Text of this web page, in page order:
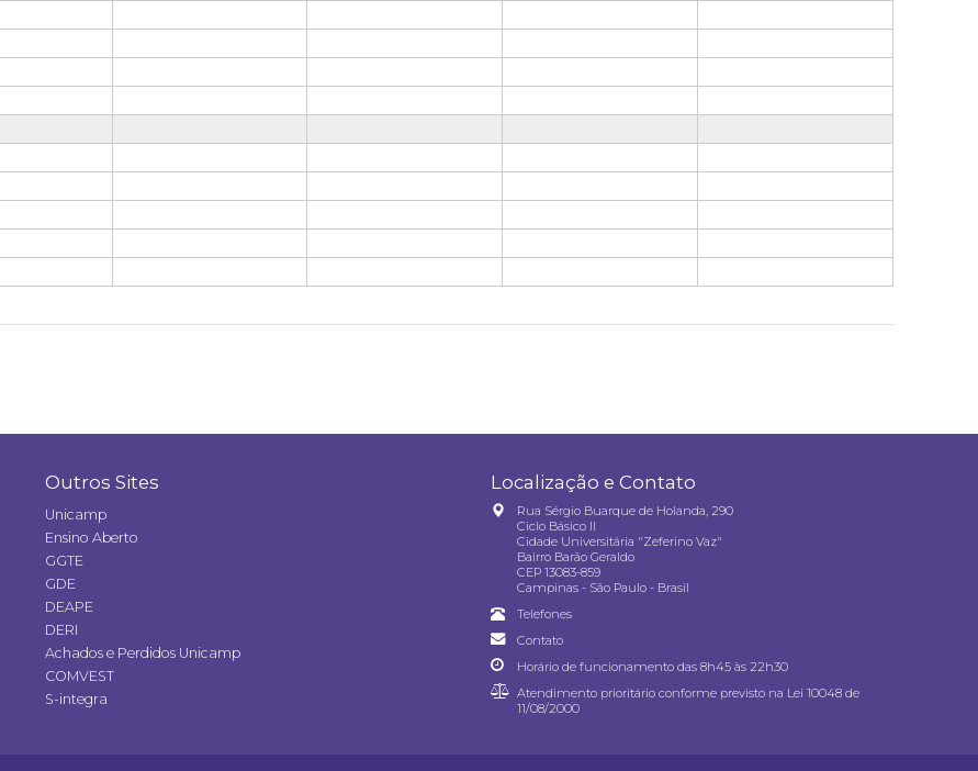
Outros Sites
Unicamp
Ensino Aberto
GGTE
GDE
DEAPE
DERI
Achados e Perdidos Unicamp
COMVEST
S-integra
Localização e Contato
Rua Sérgio Buarque de Holanda, 290
Ciclo Básico II
Cidade Universitária "Zeferino Vaz"
Bairro Barão Geraldo
CEP 13083-859
Campinas - São Paulo - Brasil
Telefones
Contato
Horário de funcionamento das 8h45 às 22h30
Atendimento prioritário conforme previsto na Lei 10048 de
11/08/2000